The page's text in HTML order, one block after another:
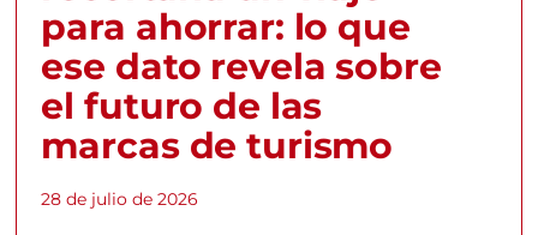
para ahorrar: lo que
ese dato revela sobre
el futuro de las
marcas de turismo
28 de julio de 2026